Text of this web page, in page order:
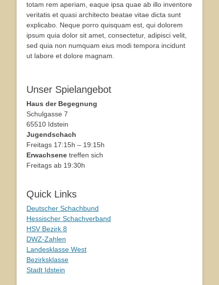
totam rem aperiam, eaque ipsa quae ab illo inventore
veritatis et quasi architecto beatae vitae dicta sunt
explicabo. Neque porro quisquam est, qui dolorem
ipsum quia dolor sit amet, consectetur, adipisci velit,
sed quia non numquam eius modi tempora incidunt
ut labore et dolore magnam.
Unser Spielangebot
Haus der Begegnung
Schulgasse 7
65510 Idstein
Jugendschach
Freitags 17:15h – 19:15h
Erwachsene treffen sich
Freitags ab 19:30h
Quick Links
Deutscher Schachbund
Hessischer Schachverband
HSV Bezirk 8
DWZ-Zahlen
Landesklasse West
Bezirksklasse
Stadt Idstein